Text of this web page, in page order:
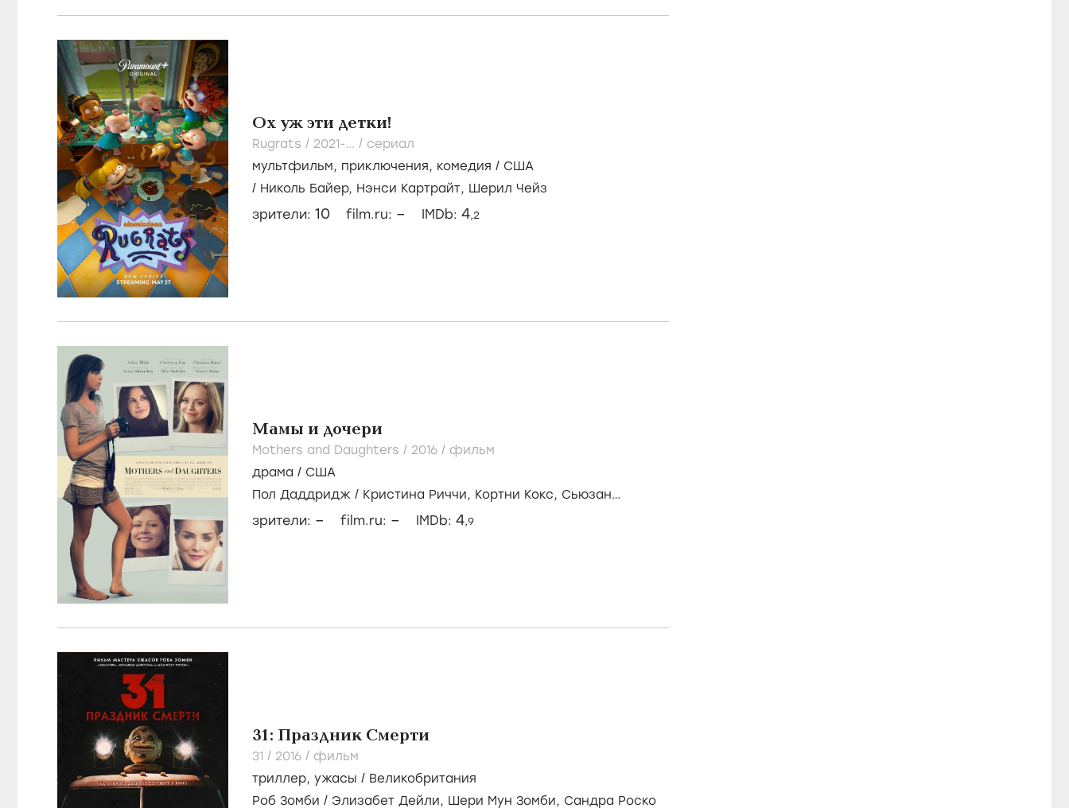
Ох уж эти детки!
Rugrats / 2021-... / сериал
мультфильм, приключения, комедия / США
/ Николь Байер, Нэнси Картрайт, Шерил Чейз
зрители: 10 film.ru: – IMDb: 4,2
Мамы и дочери
Mothers and Daughters / 2016 / фильм
драма / США
Пол Даддридж / Кристина Риччи, Кортни Кокс, Сьюзан
зрители: – film.ru: – IMDb: 4,9
31: Праздник Смерти
31 / 2016 / фильм
триллер, ужасы / Великобритания
Роб Зомби / Элизабет Дейли, Шери Мун Зомби, Сандра Роско